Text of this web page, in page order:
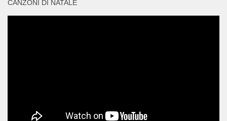
CANZONI DI NATALE